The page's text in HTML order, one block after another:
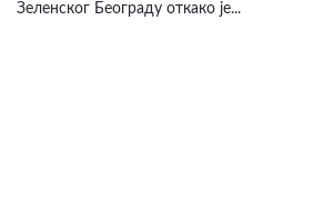
Зеленског Београду откако је...